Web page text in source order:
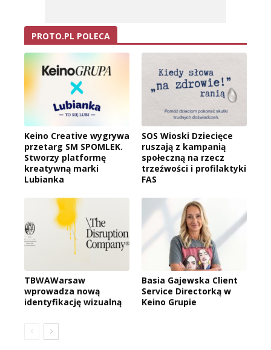
PROTO.PL POLECA
Keino Creative wygrywa
przetarg SM SPOMLEK.
Stworzy platformę
kreatywną marki
Lubianka
SOS Wioski Dziecięce
ruszają z kampanią
społeczną na rzecz
trzeźwości i profilaktyki
FAS
TBWAWarsaw
wprowadza nową
identyfikację wizualną
Basia Gajewska Client
Service Directorką w
Keino Grupie